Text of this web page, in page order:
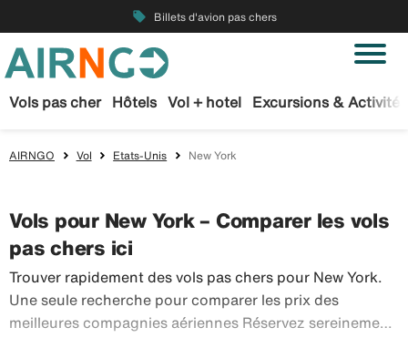
local_offer Billets d'avion pas chers
Vols pas cher Hôtels Vol + hotel Excursions & Activités
AIRNGO Vol Etats-Unis New York
Vols pour New York – Comparer les vols
pas chers ici
Trouver rapidement des vols pas chers pour New York.
Une seule recherche pour comparer les prix des
meilleures compagnies aériennes Réservez sereinement